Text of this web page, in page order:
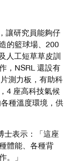
讓研究員能夠仔
的籃球場、200
人工短草草皮訓
，NSRL 還設有
測力板，有助科
4 座高科技氣候
種溫度環境，供
士表示：「這座
體能、各種背
。」